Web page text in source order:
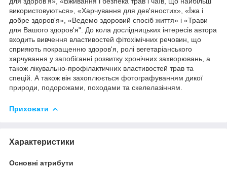
використовуються», «Харчування для дев'яностих», «Їжа і
добре здоров'я», «Ведемо здоровий спосіб життя» і «Трави
для Вашого здоров'я". До кола дослідницьких інтересів автора
входить вивчення властивостей фітохімічних речовин, що
сприяють покращенню здоров'я, ролі вегетаріанського
харчування у запобіганні розвитку хронічних захворювань, а
також лікувально-профілактичних властивостей трав та
спецій. А також він захоплюється фотографуванням дикої
природи, подорожами, походами та скелелазінням.
Приховати
Характеристики
Основні атрибути